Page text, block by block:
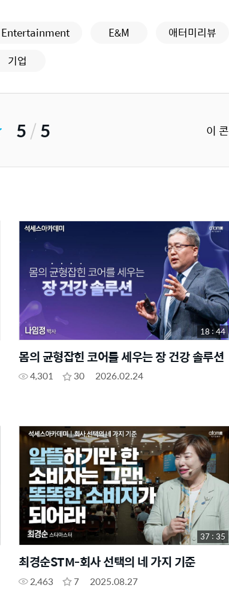
Entertainment E&M 애터미리뷰
기업
5/5 이
몸의 균형잡힌 코어를 세우는 장 건강 솔루션
4,301 30 2026.02.24
18 : 44
최경순STM-회사 선택의 네 가지 기준
2,463 7 2025.08.27
37 : 35